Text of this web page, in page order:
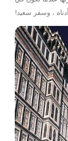
، وسفر سعيد!